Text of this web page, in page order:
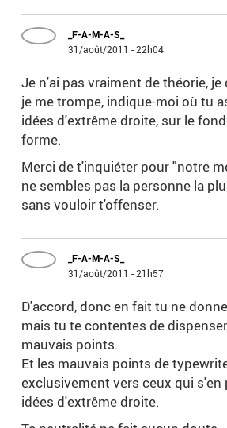
_F-A-M-A-S_
31/août/2011 - 22h04
Je n'ai pas vraiment de théorie,
je me trompe, indique-moi où tu
idées d'extrême droite, sur le
forme.
Merci de t'inquiéter pour "notre
ne sembles pas la personne la
sans vouloir t'offenser.
_F-A-M-A-S_
31/août/2011 - 21h57
D'accord, donc en fait tu ne
mais tu te contentes de
mauvais points.
Et les mauvais points de
exclusivement vers ceux qui s'en
idées d'extrême droite.